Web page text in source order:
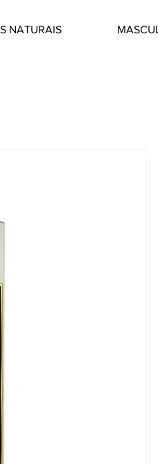
NATURAIS